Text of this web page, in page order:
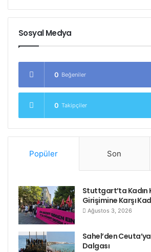
Sosyal Medya
0 Beğeniler
0 Takipçiler
Popüler Son
Stuttgart’ta Kadın
Girişimine Karşı
Ağustos 3, 2026
Sahel’den
Dalgası